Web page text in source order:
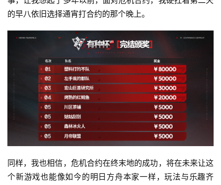
的早八依旧选择通宵打合约的那个晚上。
同样，我也相信，危机合约在终末地的成功，将在未来让这
个新游戏也能像如今的明日方舟本家一样，玩法与乐趣齐